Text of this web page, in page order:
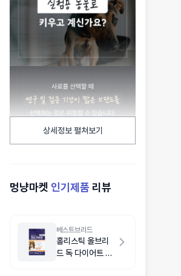
상세정보 펼쳐보기
멍냥마켓 인기제품 리뷰
베스트브리드
홀리스틱 올브리
드 독 다이어트 치